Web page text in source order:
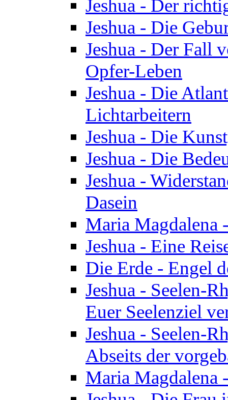
Jeshua - Der
Jeshua - Die
Jeshua - Der Fall
Opfer-Leben
Jeshua - Die
Lichtarbeitern
Jeshua - Die
Jeshua - Die
Jeshua -
Dasein
Maria Magdalena
Jeshua - Eine
Die Erde - Engel
Jeshua - Seelen-
Euer Seelenziel
Jeshua - Seelen-
Abseits der
Maria Magdalena